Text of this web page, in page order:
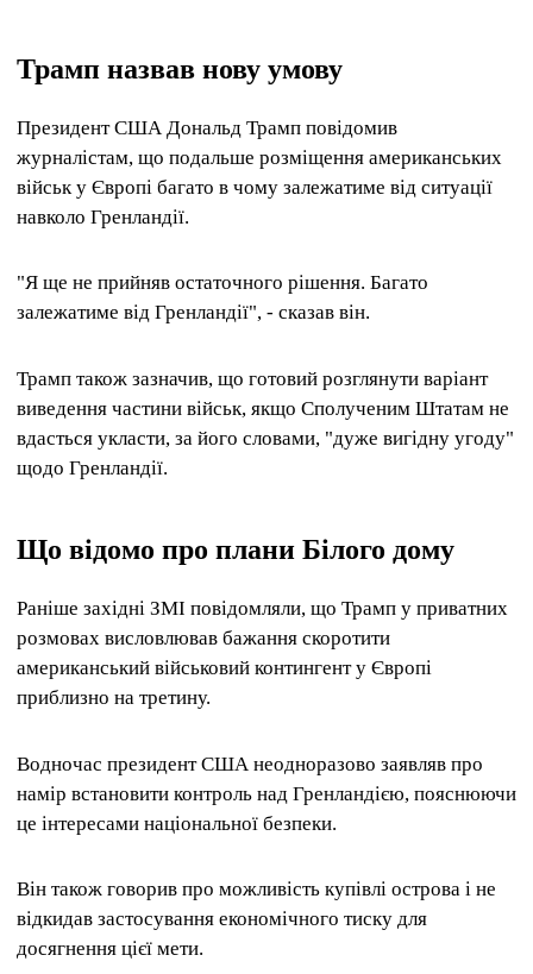
Трамп назвав нову умову
Президент США Дональд Трамп повідомив
журналістам, що подальше розміщення американських
військ у Європі багато в чому залежатиме від ситуації
навколо Гренландії.
"Я ще не прийняв остаточного рішення. Багато
залежатиме від Гренландії", - сказав він.
Трамп також зазначив, що готовий розглянути варіант
виведення частини військ, якщо Сполученим Штатам не
вдасться укласти, за його словами, "дуже вигідну угоду"
щодо Гренландії.
Що відомо про плани Білого дому
Раніше західні ЗМІ повідомляли, що Трамп у приватних
розмовах висловлював бажання скоротити
американський військовий контингент у Європі
приблизно на третину.
Водночас президент США неодноразово заявляв про
намір встановити контроль над Гренландією, пояснюючи
це інтересами національної безпеки.
Він також говорив про можливість купівлі острова і не
відкидав застосування економічного тиску для
досягнення цієї мети.